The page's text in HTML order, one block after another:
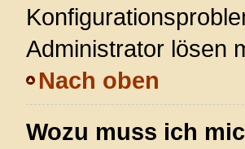
Administrator lösen
Nach oben
Wozu muss ich